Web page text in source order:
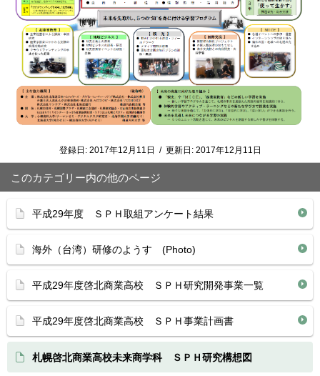
登録日: 2017年12月11日 / 更新日: 2017年12月11日
このカテゴリー内の他のページ
平成29年度 ＳＰＨ取組アンケート結果
海外（台湾）研修のようす (Photo)
平成29年度啓北商業高校 ＳＰＨ研究開発事業一覧
平成29年度啓北商業高校 ＳＰＨ事業計画書
札幌啓北商業高校未来商学科 ＳＰＨ研究構想図